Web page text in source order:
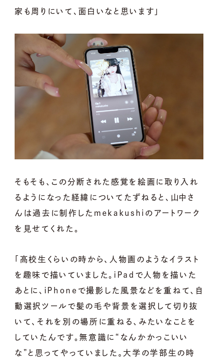
家も周りにいて、面白いなと思います」
そもそも、この分断された感覚を絵画に取り入れ
るようになった経緯についてたずねると、山中さ
んは過去に制作したmekakushiのアートワーク
を見せてくれた。
「高校生くらいの時から、人物画のようなイラスト
を趣味で描いていました。iPadで人物を描いた
あとに、iPhoneで撮影した風景などを重ねて、自
動選択ツールで髪の毛や背景を選択して切り抜
いて、それを別の場所に重ねる、みたいなことを
していたんです。無意識に“なんかかっこいい
な”と思ってやっていました。大学の学部生の時